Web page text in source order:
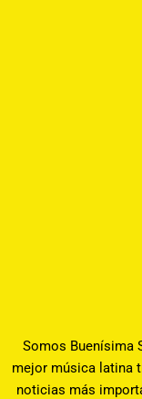
Somos Buenísima
mejor música latina
noticias más